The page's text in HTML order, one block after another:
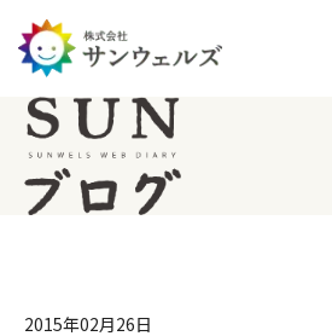
2015年02月26日